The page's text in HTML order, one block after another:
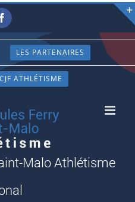
Facebook
LES PARTENAIRES
ATHLÉTISME
Malo Athlétisme